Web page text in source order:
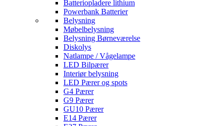
Batteriopladere lithium
Powerbank Batterier
Belysning
Møbelbelysning
Belysning Børneværelse
Diskolys
Natlampe / Vågelampe
LED Bilpærer
Interiør belysning
LED Pærer og spots
G4 Pærer
G9 Pærer
GU10 Pærer
E14 Pærer